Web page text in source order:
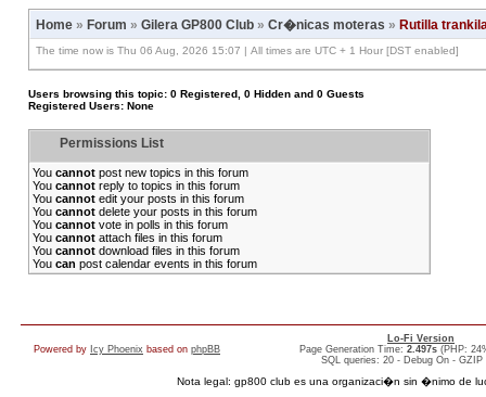
Home » Forum » Gilera GP800 Club » Cr�nicas moteras » Rutilla
The time now is Thu 06 Aug, 2026 15:07 | All times are UTC + 1 Hour [DST enabled]
Users browsing this topic: 0 Registered, 0 Hidden and 0 Guests
Registered Users: None
Permissions List
You cannot post new topics in this forum
You cannot reply to topics in this forum
You cannot edit your posts in this forum
You cannot delete your posts in this forum
You cannot vote in polls in this forum
You cannot attach files in this forum
You cannot download files in this forum
You can post calendar events in this forum
Powered by Icy Phoenix based on phpBB
Lo-Fi Version
Page Generation Time: 2.497s (PHP:
SQL queries: 20 - Debug On - GZIP
Nota legal: gp800 club es una organizaci�n sin �nimo de